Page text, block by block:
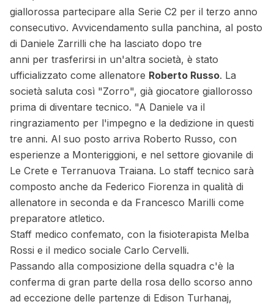
giallorossa partecipare alla Serie C2 per il terzo anno
consecutivo. Avvicendamento sulla panchina, al posto
di Daniele Zarrilli che ha lasciato dopo tre
anni per trasferirsi in un'altra società, è stato
ufficializzato come allenatore Roberto Russo. La
società saluta così "Zorro", già giocatore giallorosso
prima di diventare tecnico. "A Daniele va il
ringraziamento per l'impegno e la dedizione in questi
tre anni. Al suo posto arriva Roberto Russo, con
esperienze a Monteriggioni, e nel settore giovanile di
Le Crete e Terranuova Traiana. Lo staff tecnico sarà
composto anche da Federico Fiorenza in qualità di
allenatore in seconda e da Francesco Marilli come
preparatore atletico.
Staff medico confemato, con la fisioterapista Melba
Rossi e il medico sociale Carlo Cervelli.
Passando alla composizione della squadra c'è la
conferma di gran parte della rosa dello scorso anno
ad eccezione delle partenze di Edison Turhanaj,